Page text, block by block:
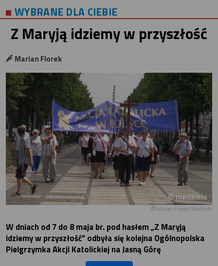
WYBRANE DLA CIEBIE
Z Maryją idziemy w przyszłość
Marian Florek
Marian Florek/Niedziela
W dniach od 7 do 8 maja br. pod hasłem „Z Maryją
idziemy w przyszłość" odbyła się kolejna Ogólnopolska
Pielgrzymka Akcji Katolickiej na Jasną Górę